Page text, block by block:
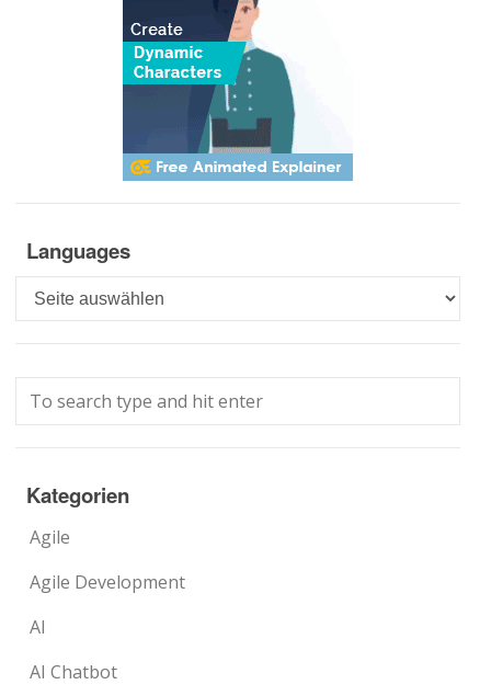
Languages
Languages
Kategorien
Agile
Agile Development
AI
AI Chatbot